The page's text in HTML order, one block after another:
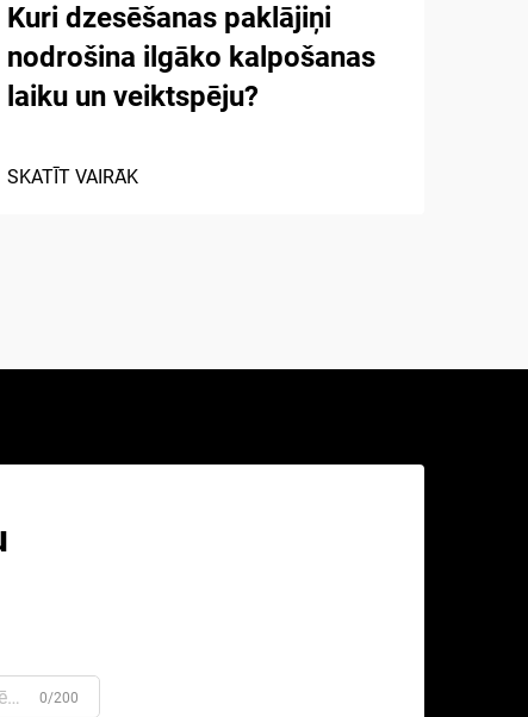
Kuri dzesēšanas paklājiņi
nodrošina ilgāko kalpošanas
laiku un veiktspēju?
SKATĪT VAIRĀK
0/200